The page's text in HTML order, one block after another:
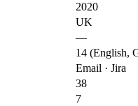
2020
UK
—
14 (English,
Email · Jira
38
7